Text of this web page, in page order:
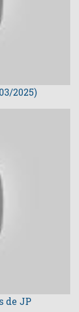
2025)
de JP